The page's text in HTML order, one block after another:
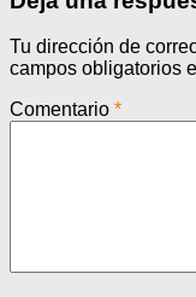
Tu dirección de
campos obligatorios
Comentario *